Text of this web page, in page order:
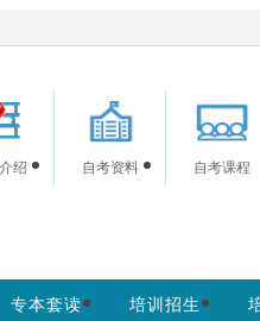
息服务，网站信息供学习
绍 自考资料 自考课程
专本套读 培训招生